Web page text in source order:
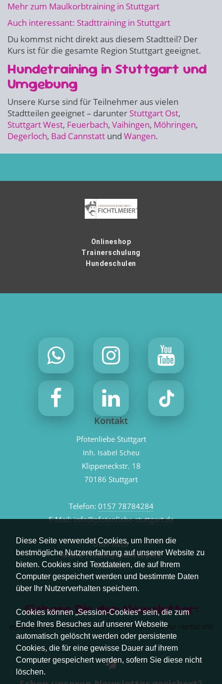
Diese Seite verwendet Cookies, um Ihnen die
bestmögliche Nutzererfahrung auf unserer Website zu
bieten. Cookies sind Textdateien, die auf Ihrem
Computer gespeichert werden und bestimmte Daten
über Ihr Nutzerverhalten speichern.
Cookies können „Session-Cookies“ sein, die zum
Ende Ihres Besuches auf unserer Webseite
automatisch gelöscht werden oder persistente
Cookies, die für eine gewisse Dauer auf ihrem
Computer gespeichert werden, sofern Sie diese nicht
löschen.
Mehr zum Maulkorbtraining in Stuttgart
Auch interessant: Stadttraining in Stuttgart
Du kommst nicht direkt aus diesem Stadtteil? Der
Kurs ist für die gesamte Region Stuttgart geeignet.
Hundetraining in Stuttgart und
Umgebung
Unsere Kurse sind für Teilnehmer aus vielen
Stadtteilen geeignet – darunter Stuttgart Ost,
Stuttgart West, Feuerbach, Vaihingen, Möhringen,
Degerloch, Bad Cannstatt und Wangen.
Onlineshop
Trainerschulung
Hundeschulen
Kontakt
Pfotenliebe Stuttgart
Inh. Isabel Scheu
Klippeneckstr. 18
70186 Stuttgart
Telefon: 0157 78784284
E-Mail:info@pfotenliebe-stuttgart.de
Über mich
Meine Trainingsphilosophie
Kontakt
Sichere Dir den Newsletter:
erhalte sofort aktuelle Tipps rund um das Thema Herbst mit
Hund.